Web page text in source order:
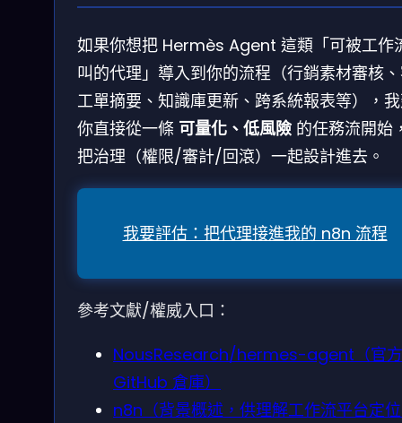
如果你想把 Hermès Agent 這類「可被工作
叫的代理」導入到你的流程（行銷素材審核
工單摘要、知識庫更新、跨系統報表等），
你直接從一條 可量化、低風險 的任務流開始
把治理（權限/審計/回滾）一起設計進去。
我要評估：把代理接進我的 n8n 流程
參考文獻/權威入口：
NousResearch/hermes-agent（官方
GitHub 倉庫）
n8n（背景概述，供理解工作流平台定